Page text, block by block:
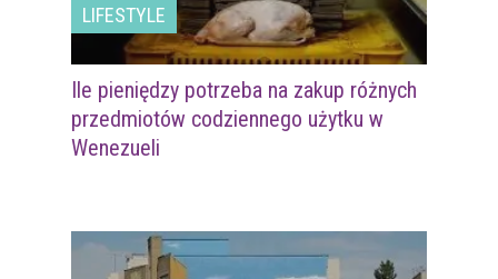
LIFESTYLE
Ile pieniędzy potrzeba na zakup różnych
przedmiotów codziennego użytku w
Wenezueli